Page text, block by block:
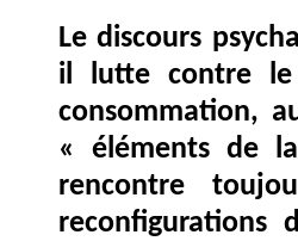
Le discours
il lutte contre le
consommation,
« éléments de
rencontre
reconfigurations